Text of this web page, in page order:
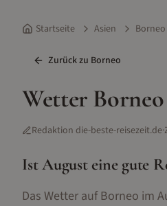
Startseite Asien Borneo
Zurück zu Borneo
Wetter Borneo
Redaktion die-beste-reisezeit.de·
IstAugusteine gute
Das Wetter auf Borneo im